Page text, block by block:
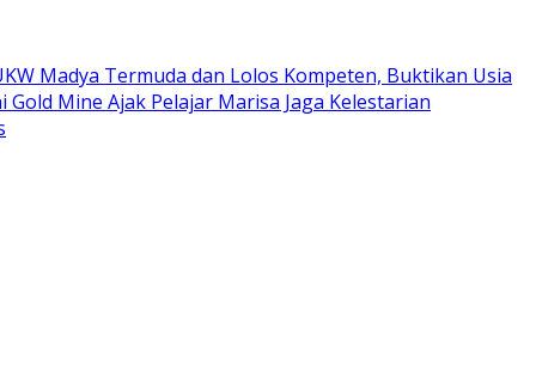
Madya Termuda dan Lolos Kompeten, Buktikan Usia
Gold Mine Ajak Pelajar Marisa Jaga Kelestarian